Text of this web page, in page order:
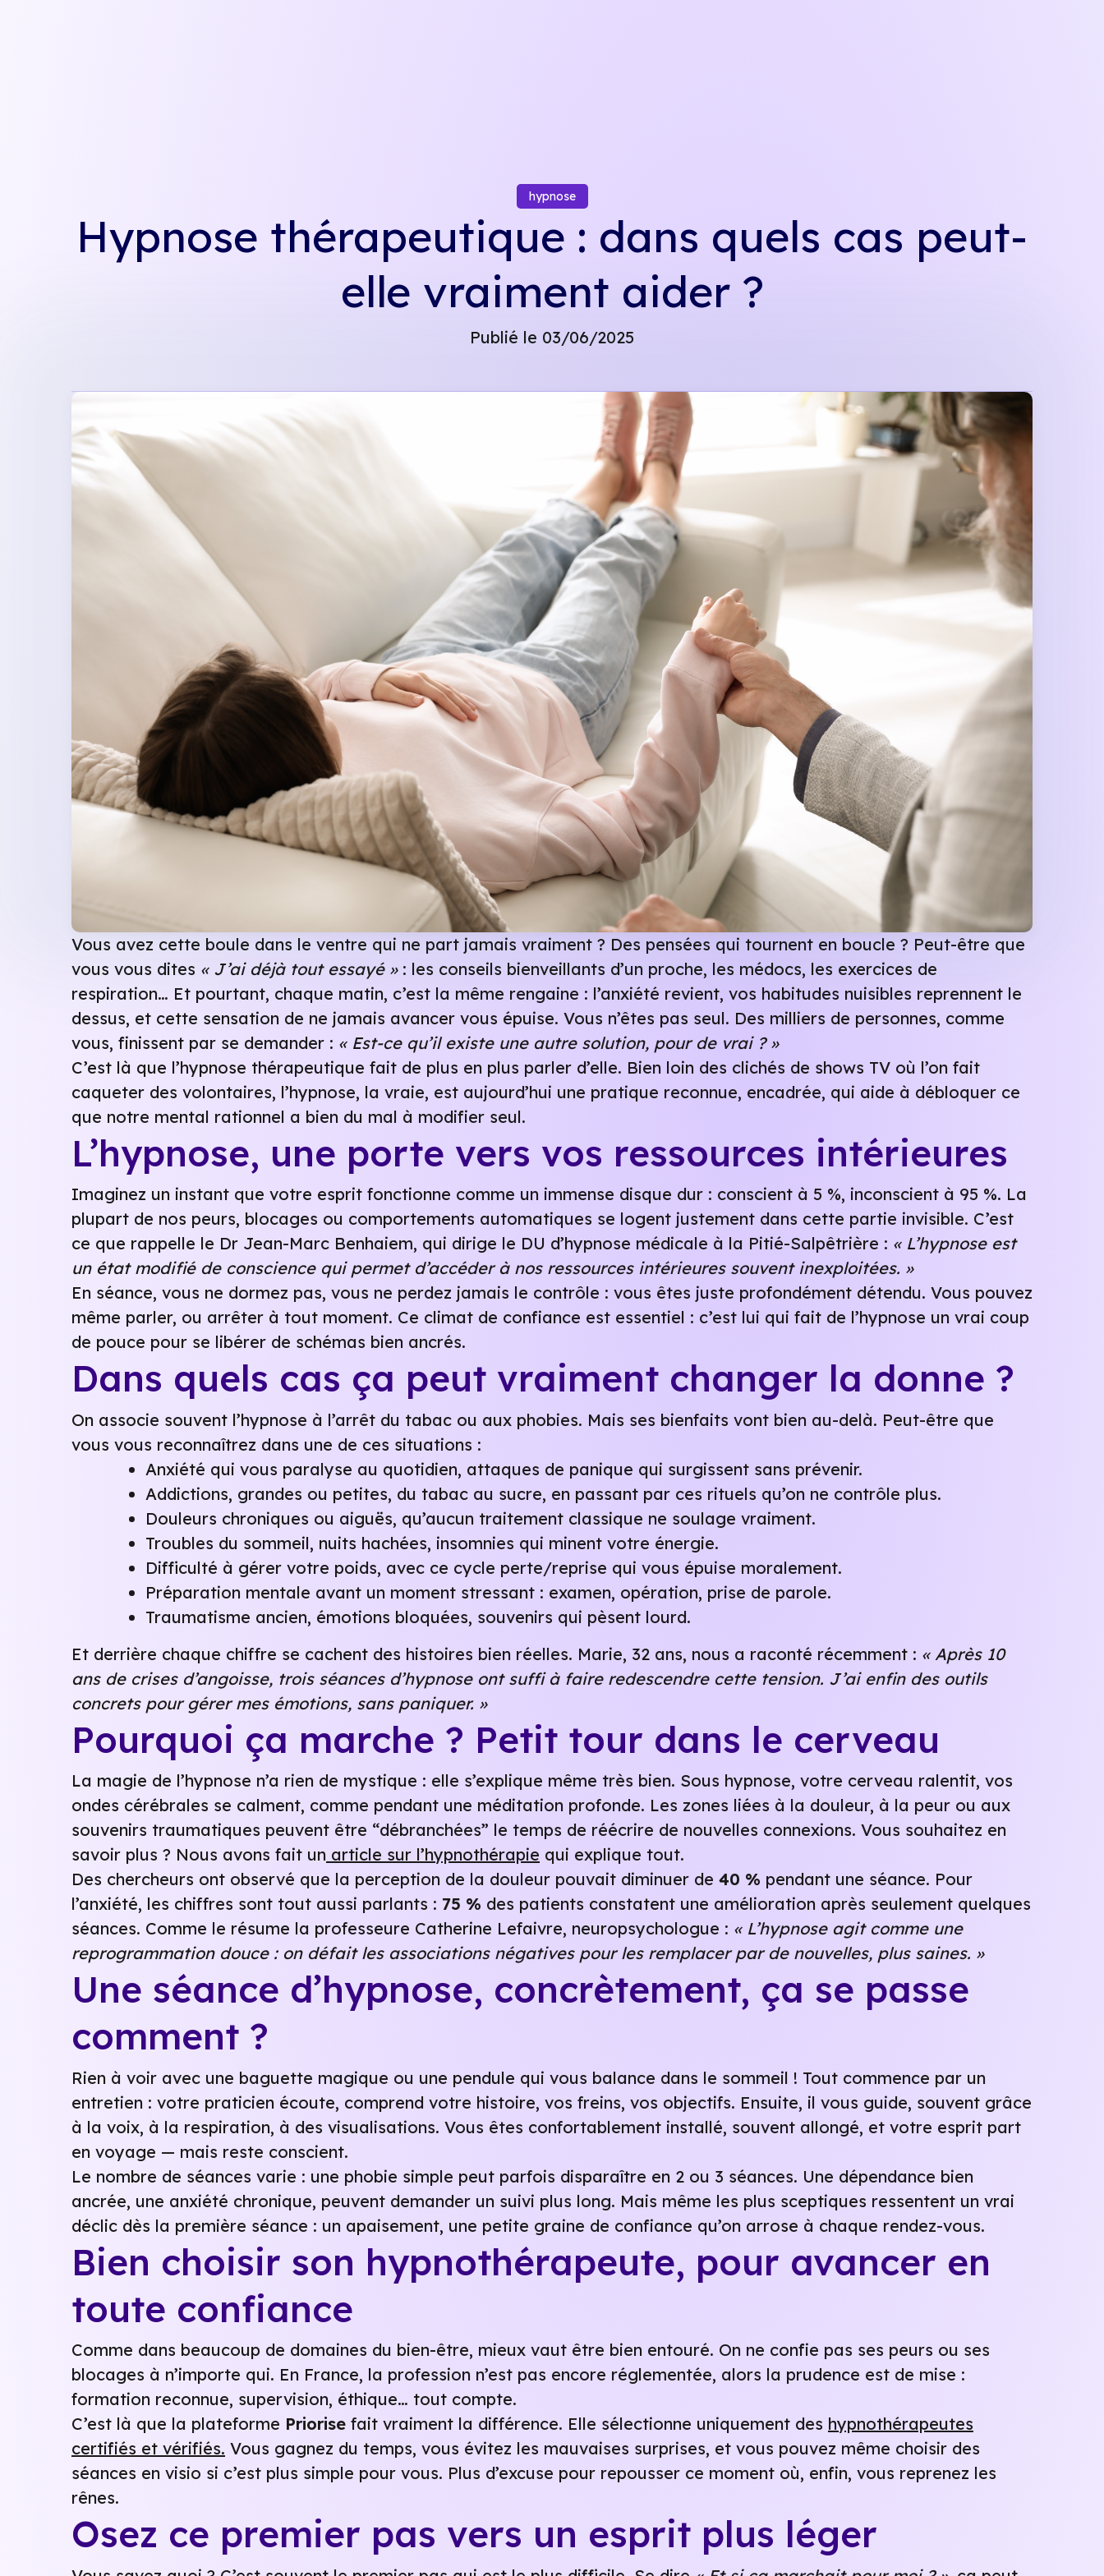
hypnose
Hypnose thérapeutique : dans quels cas peut-
elle vraiment aider ?
Publié le 03/06/2025
Vous avez cette boule dans le ventre qui ne part jamais vraiment ? Des pensées qui tournent en boucle ? Peut-être que
vous vous dites « J’ai déjà tout essayé »: les conseils bienveillants d’un proche, les médocs, les exercices de
respiration… Et pourtant, chaque matin, c’est la même rengaine : l’anxiété revient, vos habitudes nuisibles reprennent le
dessus, et cette sensation de ne jamais avancer vous épuise. Vous n’êtes pas seul. Des milliers de personnes, comme
vous, finissent par se demander : « Est-ce qu’il existe une autre solution, pour de vrai ? »
C’est là que l’hypnose thérapeutique fait de plus en plus parler d’elle. Bien loin des clichés de shows TV où l’on fait
caqueter des volontaires, l’hypnose, la vraie, est aujourd’hui une pratique reconnue, encadrée, qui aide à débloquer ce
que notre mental rationnel a bien du mal à modifier seul.
L’hypnose, une porte vers vos ressources intérieures
Imaginez un instant que votre esprit fonctionne comme un immense disque dur : conscient à 5 %, inconscient à 95 %. La
plupart de nos peurs, blocages ou comportements automatiques se logent justement dans cette partie invisible. C’est
ce que rappelle le Dr Jean-Marc Benhaiem, qui dirige le DU d’hypnose médicale à la Pitié-Salpêtrière : « L’hypnose est
un état modifié de conscience qui permet d’accéder à nos ressources intérieures souvent inexploitées. »
En séance, vous ne dormez pas, vous ne perdez jamais le contrôle : vous êtes juste profondément détendu. Vous pouvez
même parler, ou arrêter à tout moment. Ce climat de confiance est essentiel : c’est lui qui fait de l’hypnose un vrai coup
de pouce pour se libérer de schémas bien ancrés.
Dans quels cas ça peut vraiment changer la donne ?
On associe souvent l’hypnose à l’arrêt du tabac ou aux phobies. Mais ses bienfaits vont bien au-delà. Peut-être que
vous vous reconnaîtrez dans une de ces situations :
Anxiété qui vous paralyse au quotidien, attaques de panique qui surgissent sans prévenir.
Addictions, grandes ou petites, du tabac au sucre, en passant par ces rituels qu’on ne contrôle plus.
Douleurs chroniques ou aiguës, qu’aucun traitement classique ne soulage vraiment.
Troubles du sommeil, nuits hachées, insomnies qui minent votre énergie.
Difficulté à gérer votre poids, avec ce cycle perte/reprise qui vous épuise moralement.
Préparation mentale avant un moment stressant : examen, opération, prise de parole.
Traumatisme ancien, émotions bloquées, souvenirs qui pèsent lourd.
Et derrière chaque chiffre se cachent des histoires bien réelles. Marie, 32 ans, nous a raconté récemment : « Après 10
ans de crises d’angoisse, trois séances d’hypnose ont suffi à faire redescendre cette tension. J’ai enfin des outils
concrets pour gérer mes émotions, sans paniquer. »
Pourquoi ça marche ? Petit tour dans le cerveau
La magie de l’hypnose n’a rien de mystique : elle s’explique même très bien. Sous hypnose, votre cerveau ralentit, vos
ondes cérébrales se calment, comme pendant une méditation profonde. Les zones liées à la douleur, à la peur ou aux
souvenirs traumatiques peuvent être “débranchées” le temps de réécrire de nouvelles connexions. Vous souhaitez en
savoir plus ? Nous avons fait un article sur l’hypnothérapie qui explique tout.
Des chercheurs ont observé que la perception de la douleur pouvait diminuer de 40 % pendant une séance. Pour
l’anxiété, les chiffres sont tout aussi parlants : 75 % des patients constatent une amélioration après seulement quelques
séances. Comme le résume la professeure Catherine Lefaivre, neuropsychologue : « L’hypnose agit comme une
reprogrammation douce : on défait les associations négatives pour les remplacer par de nouvelles, plus saines. »
Une séance d’hypnose, concrètement, ça se passe
comment ?
Rien à voir avec une baguette magique ou une pendule qui vous balance dans le sommeil ! Tout commence par un
entretien : votre praticien écoute, comprend votre histoire, vos freins, vos objectifs. Ensuite, il vous guide, souvent grâce
à la voix, à la respiration, à des visualisations. Vous êtes confortablement installé, souvent allongé, et votre esprit part
en voyage — mais reste conscient.
Le nombre de séances varie : une phobie simple peut parfois disparaître en 2 ou 3 séances. Une dépendance bien
ancrée, une anxiété chronique, peuvent demander un suivi plus long. Mais même les plus sceptiques ressentent un vrai
déclic dès la première séance : un apaisement, une petite graine de confiance qu’on arrose à chaque rendez-vous.
Bien choisir son hypnothérapeute, pour avancer en
toute confiance
Comme dans beaucoup de domaines du bien-être, mieux vaut être bien entouré. On ne confie pas ses peurs ou ses
blocages à n’importe qui. En France, la profession n’est pas encore réglementée, alors la prudence est de mise :
formation reconnue, supervision, éthique… tout compte.
C’est là que la plateforme Priorise fait vraiment la différence. Elle sélectionne uniquement des hypnothérapeutes
certifiés et vérifiés. Vous gagnez du temps, vous évitez les mauvaises surprises, et vous pouvez même choisir des
séances en visio si c’est plus simple pour vous. Plus d’excuse pour repousser ce moment où, enfin, vous reprenez les
rênes.
Osez ce premier pas vers un esprit plus léger